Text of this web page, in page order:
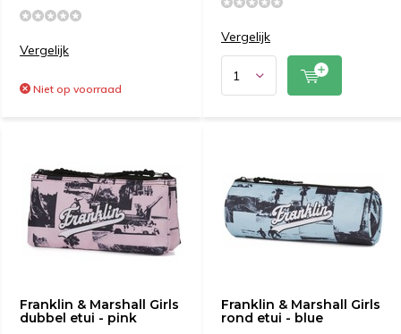
Vergelijk
Niet op voorraad
Vergelijk
Franklin & Marshall Girls
dubbel etui - pink
Franklin & Marshall Girls
rond etui - blue